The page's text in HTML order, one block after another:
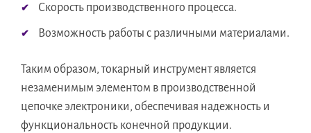
Скорость производственного процесса.
Возможность работы с различными материалами.
Таким образом, токарный инструмент является
незаменимым элементом в производственной
цепочке электроники, обеспечивая надежность и
функциональность конечной продукции.